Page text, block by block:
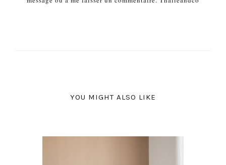
YOU MIGHT ALSO LIKE